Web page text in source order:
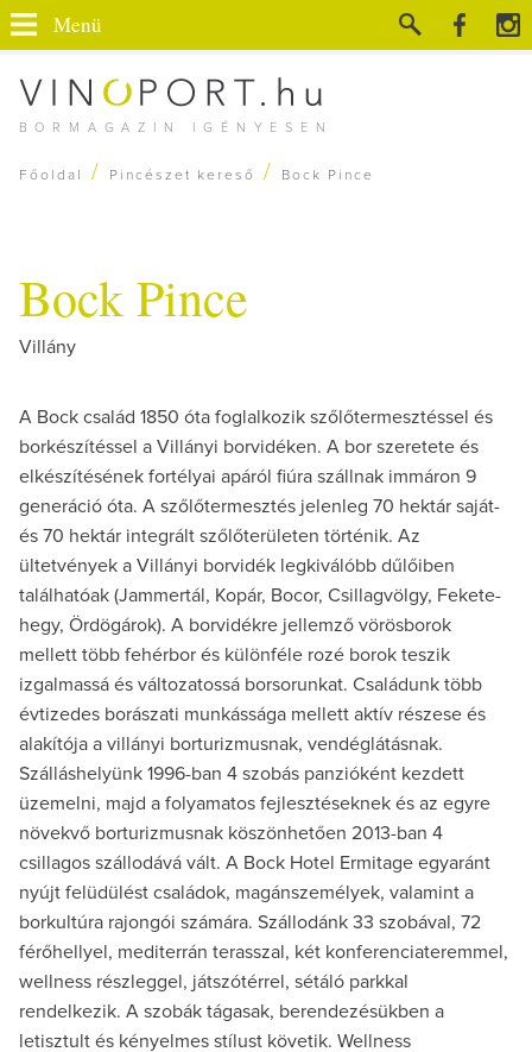
BORMAGAZIN IGÉNYESEN
Menü
Főoldal / Pincészet kereső / Bock Pince
Bock Pince
Villány
A Bock család 1850 óta foglalkozik szőlőtermesztéssel és
borkészítéssel a Villányi borvidéken. A bor szeretete és
elkészítésének fortélyai apáról fiúra szállnak immáron 9
generáció óta. A szőlőtermesztés jelenleg 70 hektár saját-
és 70 hektár integrált szőlőterületen történik. Az
ültetvények a Villányi borvidék legkiválóbb dűlőiben
találhatóak (Jammertál, Kopár, Bocor, Csillagvölgy, Fekete-
hegy, Ördögárok). A borvidékre jellemző vörösborok
mellett több fehérbor és különféle rozé borok teszik
izgalmassá és változatossá borsorunkat. Családunk több
évtizedes borászati munkássága mellett aktív részese és
alakítója a villányi borturizmusnak, vendéglátásnak.
Szálláshelyünk 1996-ban 4 szobás panzióként kezdett
üzemelni, majd a folyamatos fejlesztéseknek és az egyre
növekvő borturizmusnak köszönhetően 2013-ban 4
csillagos szállodává vált. A Bock Hotel Ermitage egyaránt
nyújt felüdülést családok, magánszemélyek, valamint a
borkultúra rajongói számára. Szállodánk 33 szobával, 72
férőhellyel, mediterrán terasszal, két konferenciateremmel,
wellness részleggel, játszótérrel, sétáló parkkal
rendelkezik. A szobák tágasak, berendezésükben a
letisztult és kényelmes stílust követik. Wellness